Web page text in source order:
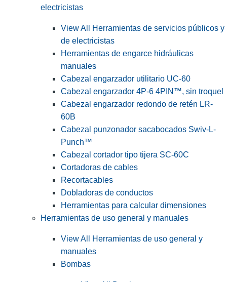
electricistas
View All Herramientas de servicios públicos y
de electricistas
Herramientas de engarce hidráulicas
manuales
Cabezal engarzador utilitario UC-60
Cabezal engarzador 4P-6 4PIN™, sin troquel
Cabezal engarzador redondo de retén LR-
60B
Cabezal punzonador sacabocados Swiv-L-
Punch™
Cabezal cortador tipo tijera SC-60C
Cortadoras de cables
Recortacables
Dobladoras de conductos
Herramientas para calcular dimensiones
Herramientas de uso general y manuales
View All Herramientas de uso general y
manuales
Bombas